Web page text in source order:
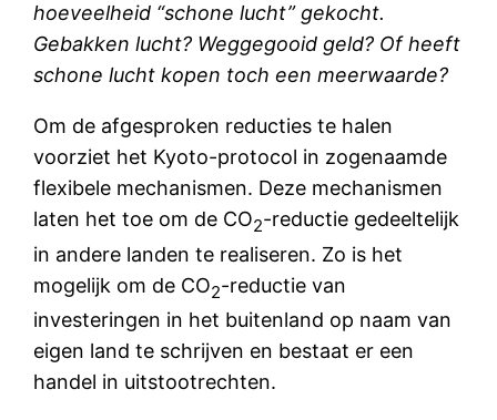
hoeveelheid “schone lucht” gekocht.
Gebakken lucht? Weggegooid geld? Of heeft
schone lucht kopen toch een meerwaarde?
Om de afgesproken reducties te halen
voorziet het Kyoto-protocol in zogenaamde
flexibele mechanismen. Deze mechanismen
laten het toe om de CO2-reductie gedeeltelijk
in andere landen te realiseren. Zo is het
mogelijk om de CO2-reductie van
investeringen in het buitenland op naam van
eigen land te schrijven en bestaat er een
handel in uitstootrechten.